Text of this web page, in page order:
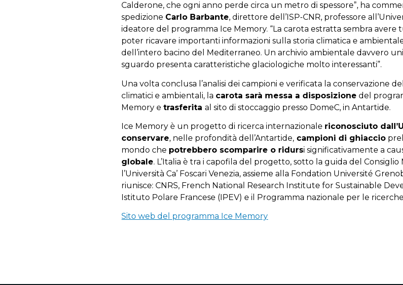
Calderone, che ogni anno perde circa un metro di spessore”, ha
spedizione Carlo Barbante, direttore dell’ISP-CNR, professore
ideatore del programma Ice Memory. “La carota estratta sembra
poter ricavare importanti informazioni sulla storia climatica e
dell’intero bacino del Mediterraneo. Un archivio ambientale davvero
sguardo presenta caratteristiche glaciologiche molto interessanti”.
Una volta conclusa l’analisi dei campioni e verificata la conservazione
climatici e ambientali, la carota sarà messa a disposizione del
Memory etrasferitaal sito di stoccaggio presso DomeC, in Antartide.
Ice Memory è un progetto di ricerca internazionale riconosciuto
conservare, nelle profondità dell’Antartide, campioni di ghiaccio
mondo che potrebbero scomparire o ridursi significativamente a
globale. L’Italia è tra i capofila del progetto, sotto la guida del
l’Università Ca’ Foscari Venezia, assieme alla Fondation Université
riunisce: CNRS, French National Research Institute for Sustainable
Istituto Polare Francese (IPEV) e il Programma nazionale per le
Sito web del programma Ice Memory